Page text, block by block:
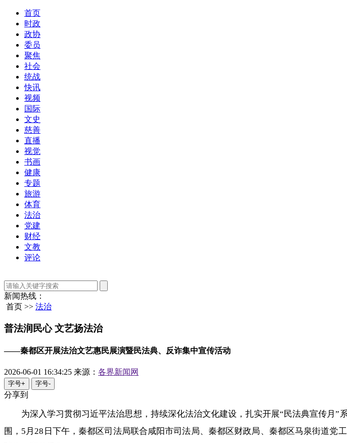
首页
时政
政协
委员
聚焦
社会
统战
快讯
视频
国际
文史
慈善
直播
视觉
书画
健康
专题
旅游
体育
法治
党建
财经
文教
评论
新闻热线：
首页 >> 法治
普法润民心 文艺扬法治
——秦都区开展法治文艺惠民展演暨民法典、反诈集中宣传活动
2026-06-01 16:34:25 来源： 各界新闻网
字号+ 字号-
分享到
为深入学习贯彻习近平法治思想，持续深化法治文化建设，扎实开展“民法典宣传月
围，5月28日下午，秦都区司法局联合咸阳市司法局、秦都区财政局、秦都区马泉街道